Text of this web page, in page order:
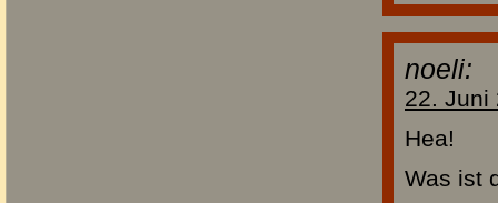
noeli:
22. Juni
Hea!
Was ist